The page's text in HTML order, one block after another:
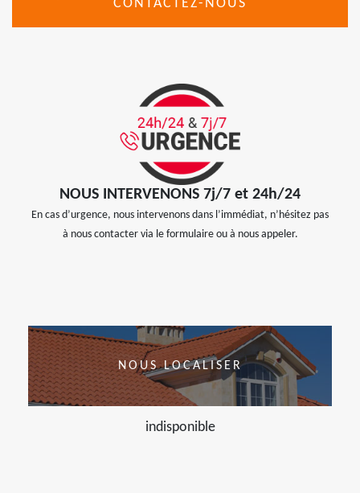
CONTACTEZ-NOUS
NOUS INTERVENONS 7j/7 et 24h/24
En cas d’urgence, nous intervenons dans l’immédiat, n’hésitez pas
à nous contacter via le formulaire ou à nous appeler.
NOUS LOCALISER
indisponible